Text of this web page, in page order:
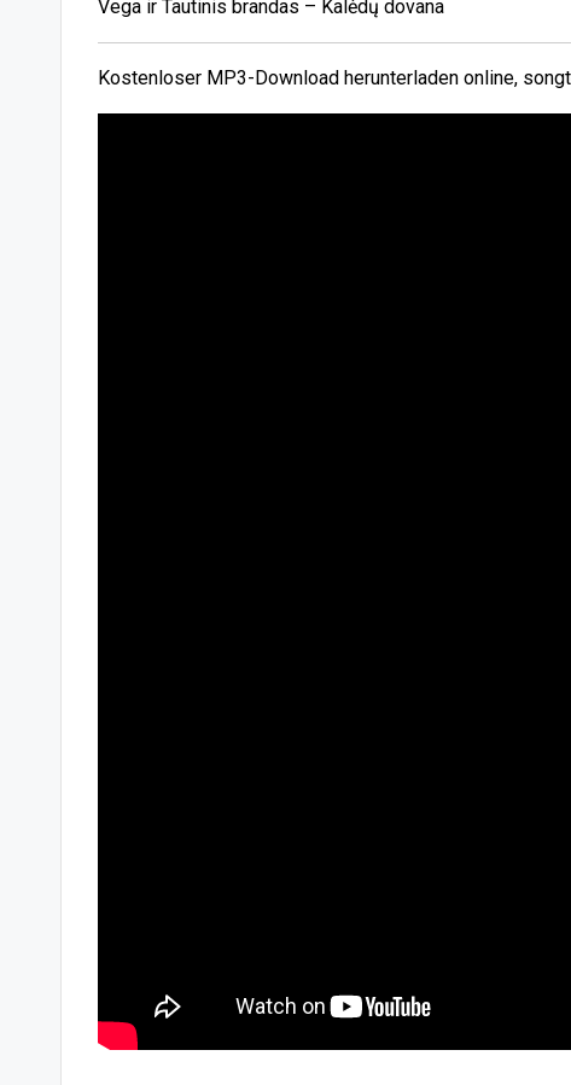
Vega ir Tautinis brandas – Kalėdų dovana
Kostenloser MP3-Download herunterladen online,